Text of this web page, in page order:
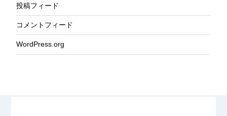
投稿フィード
コメントフィード
WordPress.org